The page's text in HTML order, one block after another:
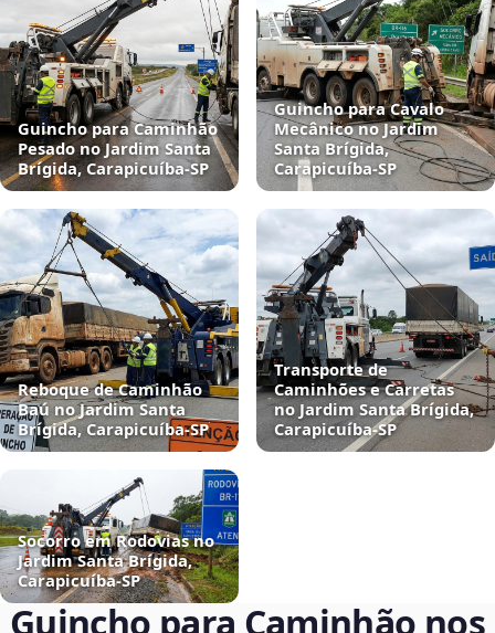
Guincho para Caminhão
Pesado no Jardim Santa
Brígida, Carapicuíba‑SP
Guincho para Cavalo
Mecânico no Jardim
Santa Brígida,
Carapicuíba‑SP
Reboque de Caminhão
Baú no Jardim Santa
Brígida, Carapicuíba‑SP
Transporte de
Caminhões e Carretas
no Jardim Santa Brígida,
Carapicuíba‑SP
Socorro em Rodovias no
Jardim Santa Brígida,
Carapicuíba‑SP
Guincho para Caminhão nos